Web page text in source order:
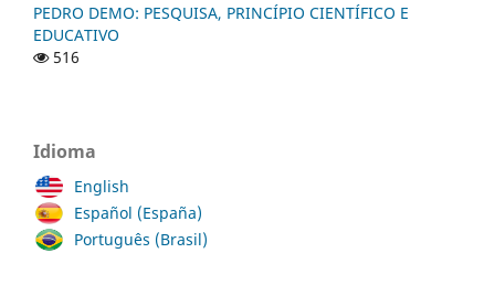
PEDRO DEMO: PESQUISA, PRINCÍPIO CIENTÍFICO E
EDUCATIVO
516
Idioma
English
Español (España)
Português (Brasil)